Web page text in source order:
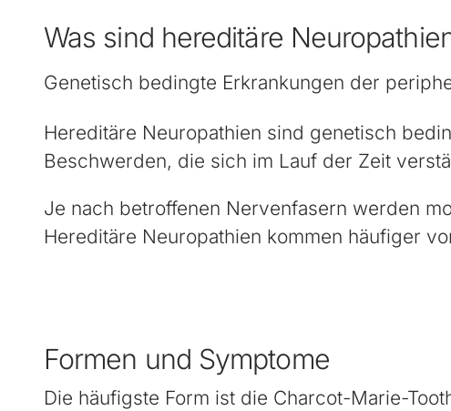
Was sind hereditäre
Genetisch bedingte Erkrankungen der
Hereditäre Neuropathien sind genetisch
Beschwerden, die sich im Lauf der Zeit
Je nach betroffenen Nervenfasern werden
Hereditäre Neuropathien kommen häufiger
Formen und Symptome
Die häufigste Form ist die Charcot-Marie-